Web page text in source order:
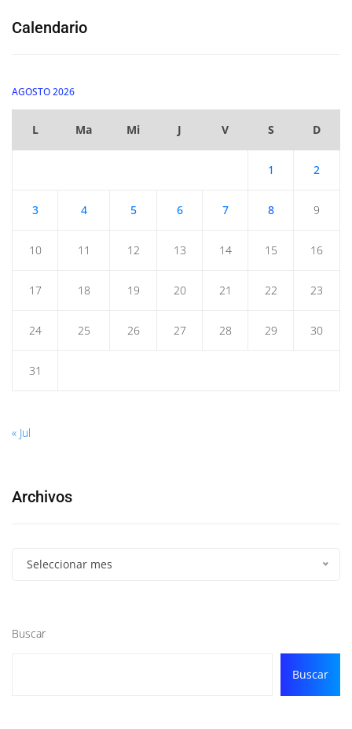
Calendario
AGOSTO 2026
L Ma Mi J V S D
1 2
3 4 5 6 7 8 9
10 11 12 13 14 15 16
17 18 19 20 21 22 23
24 25 26 27 28 29 30
31
« Jul
Archivos
Seleccionar mes
Buscar
Buscar